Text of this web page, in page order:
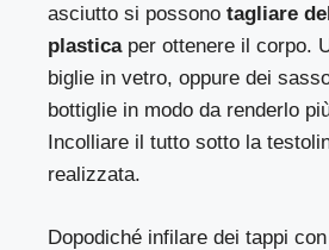
asciutto si possonotagliare
plasticaper ottenere il corpo.
biglie in vetro, oppure dei
bottiglie in modo da renderlo
Incolliare il tutto sotto la
realizzata.
Dopodiché infilare dei tappi